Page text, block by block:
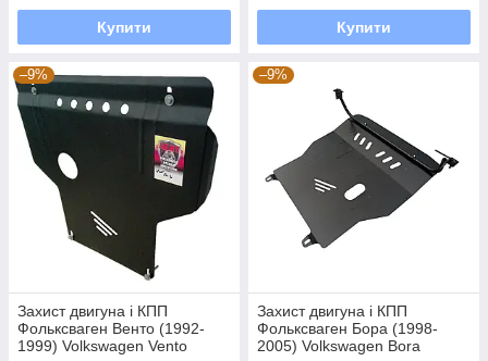
Купити Купити
–9%
Захист двигуна і КПП
Фольксваген Венто (1992-
1999) Volkswagen Vento
–9%
Захист двигуна і КПП
Фольксваген Бора (1998-
2005) Volkswagen Bora